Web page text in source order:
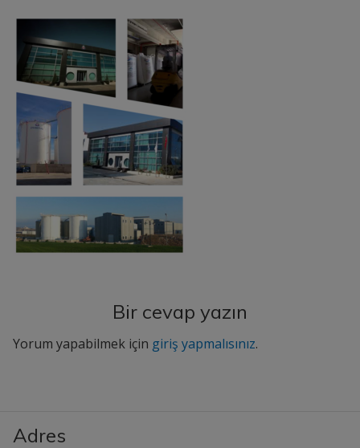
Bir cevap yazın
Yorum yapabilmek için giriş yapmalısınız.
Adres